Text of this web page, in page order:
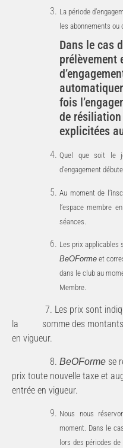
La période
les abonnements
Dans le cas
prélèvement
fois
de résiliation
explicitées
Quel que soit le
d’engagement
Au moment de
l’espace membre
séances.
Les prix applicables
BeOForme et
dans le club au
Membre.
7. Les prix sont
la
somme des montants
en vigueur.
8. BeOForme se
prix toute nouvelle taxe et
entrée en vigueur.
Nous nous
moment. Dans le
lors des périodes